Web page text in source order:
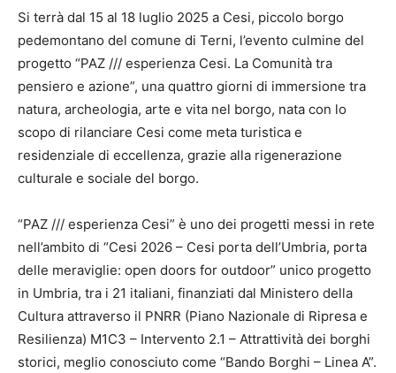
Si terrà dal 15 al 18 luglio 2025 a Cesi, piccolo borgo
pedemontano del comune di Terni, l’evento culmine del
progetto “PAZ /// esperienza Cesi. La Comunità tra
pensiero e azione”, una quattro giorni di immersione tra
natura, archeologia, arte e vita nel borgo, nata con lo
scopo di rilanciare Cesi come meta turistica e
residenziale di eccellenza, grazie alla rigenerazione
culturale e sociale del borgo.
“PAZ /// esperienza Cesi” è uno dei progetti messi in rete
nell’ambito di “Cesi 2026 – Cesi porta dell’Umbria, porta
delle meraviglie: open doors for outdoor” unico progetto
in Umbria, tra i 21 italiani, finanziati dal Ministero della
Cultura attraverso il PNRR (Piano Nazionale di Ripresa e
Resilienza) M1C3 – Intervento 2.1 – Attrattività dei borghi
storici, meglio conosciuto come “Bando Borghi – Linea A”.